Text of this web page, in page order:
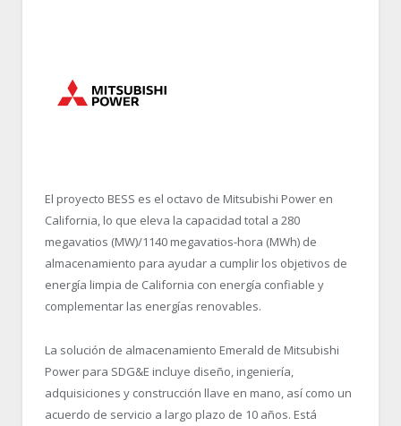
El proyecto BESS es el octavo de Mitsubishi Power en
California, lo que eleva la capacidad total a 280
megavatios (MW)/1140 megavatios-hora (MWh) de
almacenamiento para ayudar a cumplir los objetivos de
energía limpia de California con energía confiable y
complementar las energías renovables.
La solución de almacenamiento Emerald de Mitsubishi
Power para SDG&E incluye diseño, ingeniería,
adquisiciones y construcción llave en mano, así como un
acuerdo de servicio a largo plazo de 10 años. Está